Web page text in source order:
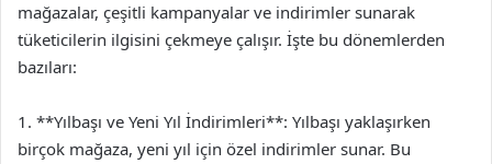
mağazalar, çeşitli kampanyalar ve indirimler sunarak
tüketicilerin ilgisini çekmeye çalışır. İşte bu dönemlerden
bazıları:
1. **Yılbaşı ve Yeni Yıl İndirimleri**: Yılbaşı yaklaşırken
birçok mağaza, yeni yıl için özel indirimler sunar. Bu